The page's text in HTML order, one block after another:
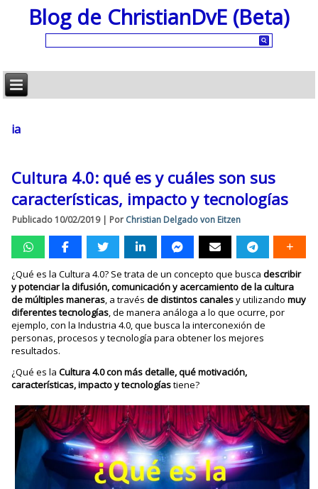
Blog de ChristianDvE (Beta)
ia
Cultura 4.0: qué es y cuáles son sus
características, impacto y tecnologías
Publicado 10/02/2019| Por Christian Delgado von Eitzen
¿Qué es la Cultura 4.0? Se trata de un concepto que buscadescribir
y potenciar la difusión, comunicación y acercamiento de la cultura
de múltiples maneras, a travésde distintos canalesy utilizandomuy
diferentes tecnologías, de manera análoga a lo que ocurre, por
ejemplo, con la Industria 4.0, que busca la interconexión de
personas, procesos y tecnología para obtener los mejores
resultados.
¿Qué es laCultura 4.0 con más detalle, qué motivación,
características, impacto y tecnologíastiene?